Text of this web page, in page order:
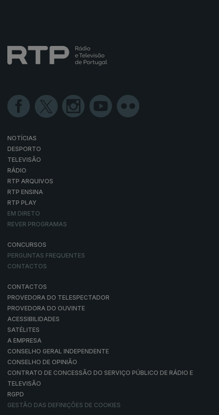
NOTÍCIAS
DESPORTO
TELEVISÃO
RÁDIO
RTP ARQUIVOS
RTP ENSINA
RTP PLAY
EM DIRETO
REVER PROGRAMAS
CONCURSOS
PERGUNTAS FREQUENTES
CONTACTOS
CONTACTOS
PROVEDORA DO TELESPECTADOR
PROVEDORA DO OUVINTE
ACESSIBILIDADES
SATÉLITES
A EMPRESA
CONSELHO GERAL INDEPENDENTE
CONSELHO DE OPINIÃO
CONTRATO DE CONCESSÃO DO SERVIÇO PÚBLICO DE RÁDIO E
TELEVISÃO
RGPD
GESTÃO DAS DEFINIÇÕES DE COOKIES